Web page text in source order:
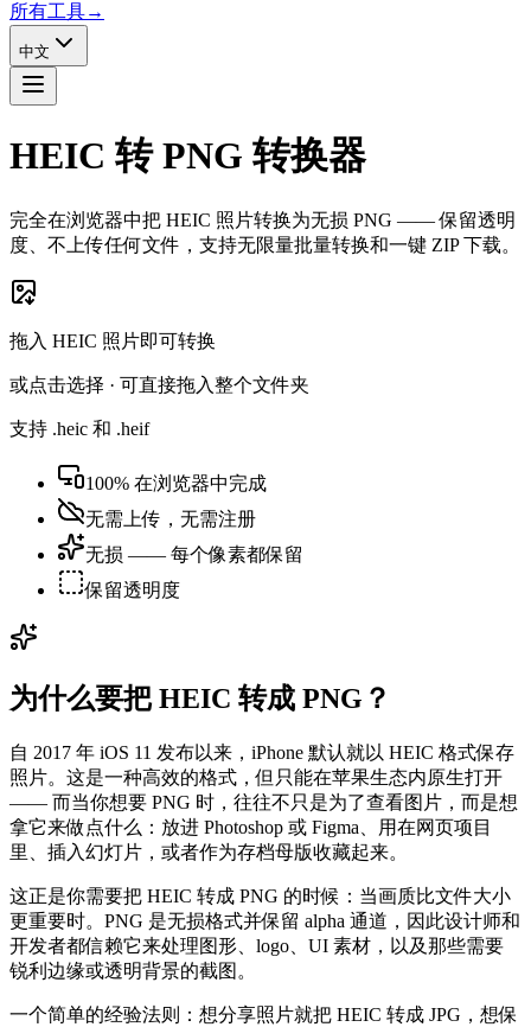
所有工具→
中文
HEIC 转 PNG 转换器
完全在浏览器中把 HEIC 照片转换为无损 PNG —— 保留透明
度、不上传任何文件，支持无限量批量转换和一键 ZIP 下载。
拖入 HEIC 照片即可转换
或点击选择 · 可直接拖入整个文件夹
支持 .heic 和 .heif
100% 在浏览器中完成
无需上传，无需注册
无损 —— 每个像素都保留
保留透明度
为什么要把 HEIC 转成 PNG？
自 2017 年 iOS 11 发布以来，iPhone 默认就以 HEIC 格式保存
照片。这是一种高效的格式，但只能在苹果生态内原生打开
—— 而当你想要 PNG 时，往往不只是为了查看图片，而是想
拿它来做点什么：放进 Photoshop 或 Figma、用在网页项目
里、插入幻灯片，或者作为存档母版收藏起来。
这正是你需要把 HEIC 转成 PNG 的时候：当画质比文件大小
更重要时。PNG 是无损格式并保留 alpha 通道，因此设计师和
开发者都信赖它来处理图形、logo、UI 素材，以及那些需要
锐利边缘或透明背景的截图。
一个简单的经验法则：想分享照片就把 HEIC 转成 JPG，想保